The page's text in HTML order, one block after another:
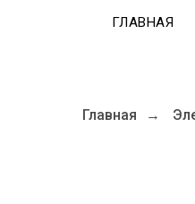
ГЛАВНАЯ
Главная →